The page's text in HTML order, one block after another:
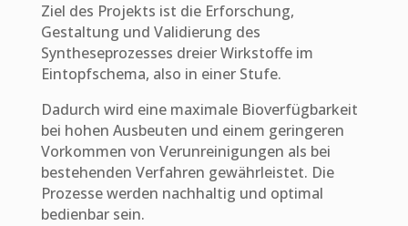
Ziel des Projekts ist die Erforschung,
Gestaltung und Validierung des
Syntheseprozesses dreier Wirkstoffe im
Eintopfschema, also in einer Stufe.
Dadurch wird eine maximale Bioverfügbarkeit
bei hohen Ausbeuten und einem geringeren
Vorkommen von Verunreinigungen als bei
bestehenden Verfahren gewährleistet. Die
Prozesse werden nachhaltig und optimal
bedienbar sein.